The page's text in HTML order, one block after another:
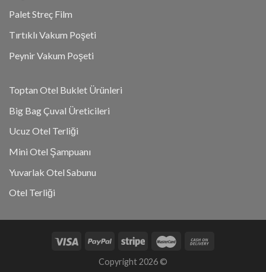
Palet Streç Film
Tırtıklı Vakum Poşeti
Peynir Vakum Poşeti
Toptan Otel Buklet Ürünleri
Big Bag Çuval Üreticileri
Ucuz Otel Terliği
Mini Otel Şampuanı
Yuvarlak Otel Sabunu
Otel Terliği
Copyright 2026 ©